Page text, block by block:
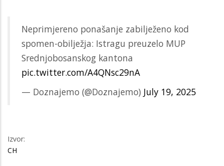
Neprimjereno ponašanje zabilježeno kod
spomen-obilježja: Istragu preuzelo MUP
Srednjobosanskog kantona
pic.twitter.com/A4QNsc29nA
— Doznajemo (@Doznajemo) July 19, 2025
Izvor:
CH